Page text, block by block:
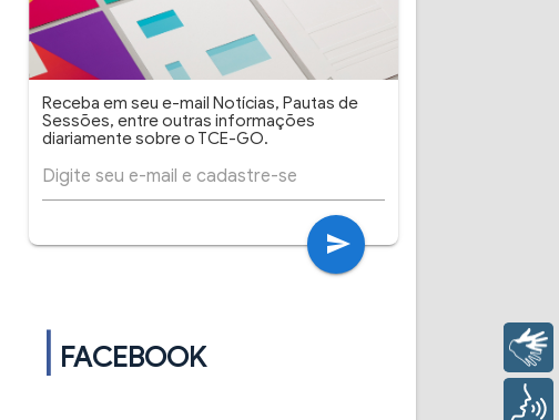
Receba em seu e-mail Notícias, Pautas de
Sessões, entre outras informações
diariamente sobre o TCE-GO.
send
FACEBOOK